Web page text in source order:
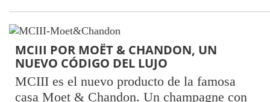
MCIII POR MOËT & CHANDON, UN
NUEVO CÓDIGO DEL LUJO
MCIII es el nuevo producto de la famosa
casa Moet & Chandon. Un champagne con